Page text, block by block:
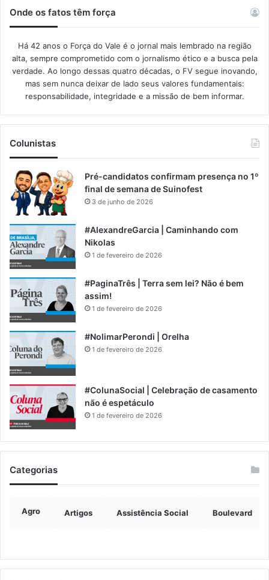
Onde os fatos têm força
Há 42 anos o Força do Vale é o jornal mais lembrado na região
alta, sempre comprometido com o jornalismo ético e a busca pela
verdade. Ao longo dessas quatro décadas, o FV segue inovando,
mas sem nunca deixar de lado seus valores fundamentais:
responsabilidade, integridade e a missão de bem informar.​
Colunistas
Pré-candidatos confirmam presença no 1º
final de semana de Suinofest
3 de junho de 2026
#AlexandreGarcia | Caminhando com
Nikolas
1 de fevereiro de 2026
#PaginaTrês | Terra sem lei? Não é bem
assim!
1 de fevereiro de 2026
#NolimarPerondi | Orelha
1 de fevereiro de 2026
#ColunaSocial | Celebração de casamento
não é espetáculo
1 de fevereiro de 2026
Categorias
Agro Artigos Assistência Social Boulevard